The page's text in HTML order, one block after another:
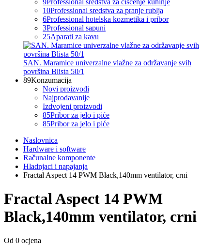
9Professional sredstva za čišćenje kuhinje
10Professional sredstva za pranje rublja
6Professional hotelska kozmetika i pribor
3Professional sapuni
25Aparati za kavu
SAN. Maramice univerzalne vlažne za održavanje svih
površina Blista 50/1
89Konzumacija
Novi proizvodi
Najprodavanije
Izdvojeni proizvodi
85Pribor za jelo i piće
85Pribor za jelo i piće
Naslovnica
Hardware i software
Računalne komponente
Hladnjaci i napajanja
Fractal Aspect 14 PWM Black,140mm ventilator, crni
Fractal Aspect 14 PWM
Black,140mm ventilator, crni
Od 0 ocjena